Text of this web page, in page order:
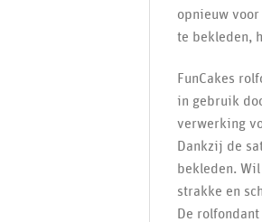
opnieuw
te bekleden,
FunCakes
in gebruik
verwerking
Dankzij de
bekleden.
strakke en
De